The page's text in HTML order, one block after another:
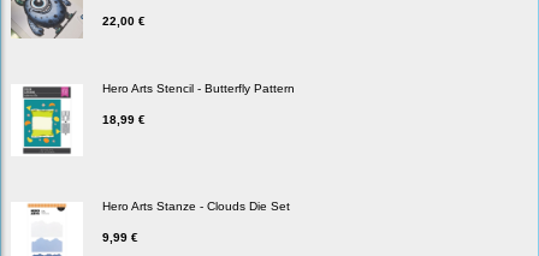
22,00 €
Hero Arts Stencil - Butterfly Pattern
18,99 €
Hero Arts Stanze - Clouds Die Set
9,99 €